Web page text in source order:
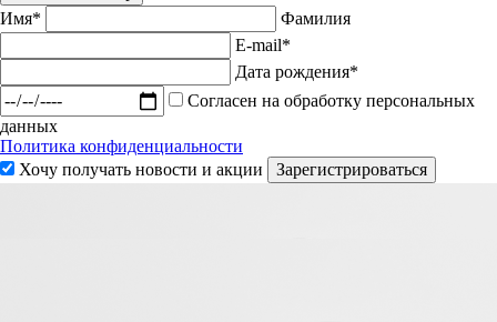
Имя*
Фамилия
E-mail*
Дата рождения*
Согласен на обработку персональных
данных
Политика конфиденциальности
Хочу получать новости и акции
Зарегистрироваться